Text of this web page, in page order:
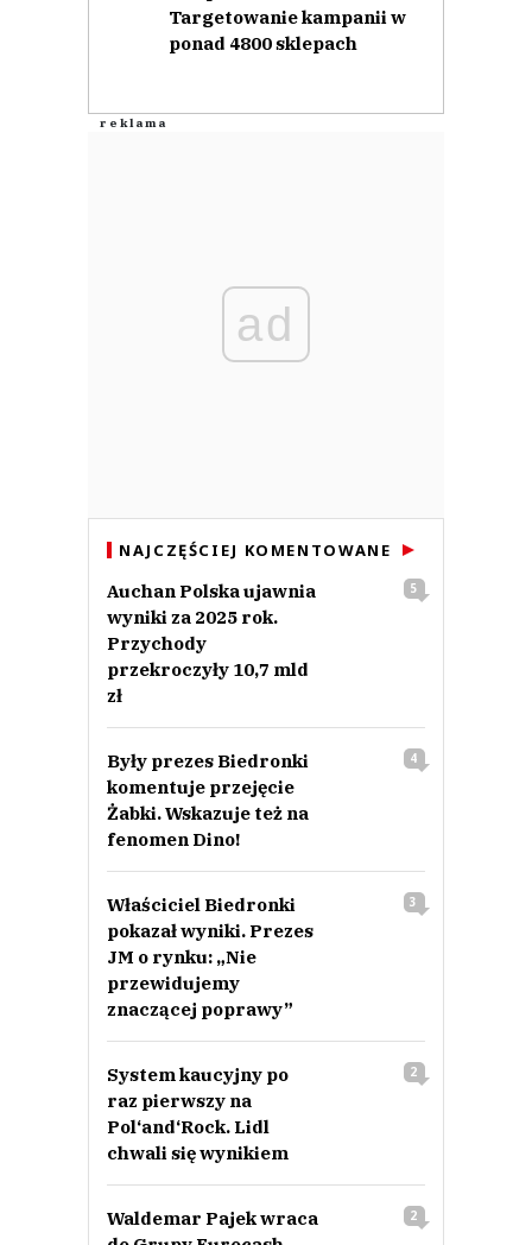
Targetowanie kampanii w
ponad 4800 sklepach
ad
NAJCZĘŚCIEJ KOMENTOWANE
Auchan Polska ujawnia
wyniki za 2025 rok.
Przychody
przekroczyły 10,7 mld
zł
5
Były prezes Biedronki
komentuje przejęcie
Żabki. Wskazuje też na
fenomen Dino!
4
Właściciel Biedronki
pokazał wyniki. Prezes
JM o rynku: „Nie
przewidujemy
znaczącej poprawy”
3
System kaucyjny po
raz pierwszy na
Pol‘and‘Rock. Lidl
chwali się wynikiem
2
Waldemar Pajek wraca
2